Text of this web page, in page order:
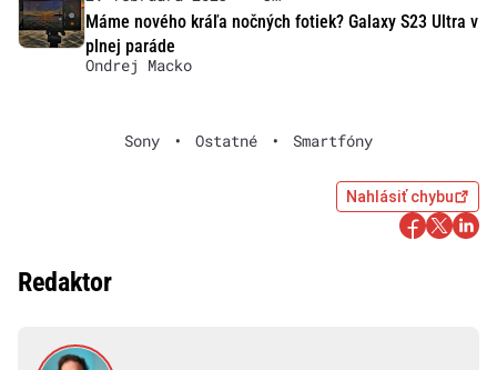
Máme nového kráľa nočných fotiek? Galaxy S23 Ultra v
plnej paráde
Ondrej Macko
Sony • Ostatné • Smartfóny
Nahlásiť chybu
Redaktor